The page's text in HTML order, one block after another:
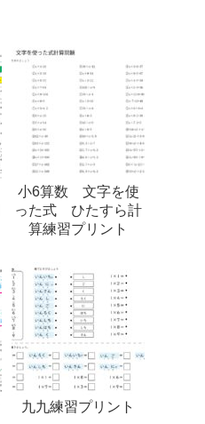
小6算数 文字を使
った式 ひたすら計
算練習プリント
九九練習プリント